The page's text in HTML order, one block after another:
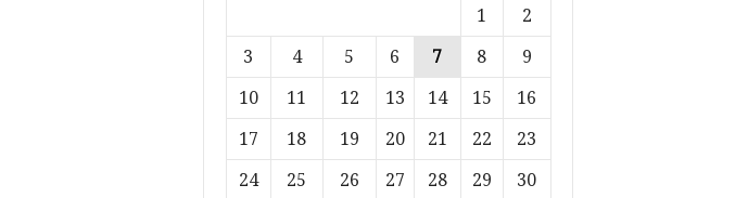
1
2
3
4 5 6 7 8
9
10
11 12 13 14 15
16
17
18 19 20 21 22
23
24
25 26 27 28 29
30